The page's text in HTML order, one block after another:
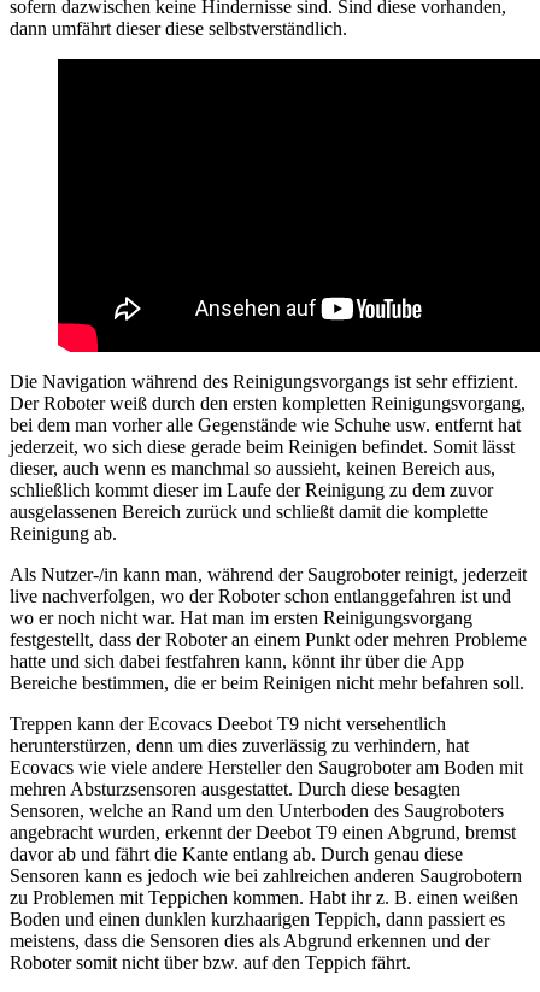
sofern dazwischen keine Hindernisse sind. Sind diese vorhanden,
dann umfährt dieser diese selbstverständlich.
Die Navigation während des Reinigungsvorgangs ist sehr effizient.
Der Roboter weiß durch den ersten kompletten Reinigungsvorgang,
bei dem man vorher alle Gegenstände wie Schuhe usw. entfernt hat
jederzeit, wo sich diese gerade beim Reinigen befindet. Somit lässt
dieser, auch wenn es manchmal so aussieht, keinen Bereich aus,
schließlich kommt dieser im Laufe der Reinigung zu dem zuvor
ausgelassenen Bereich zurück und schließt damit die komplette
Reinigung ab.
Als Nutzer-/in kann man, während der Saugroboter reinigt, jederzeit
live nachverfolgen, wo der Roboter schon entlanggefahren ist und
wo er noch nicht war. Hat man im ersten Reinigungsvorgang
festgestellt, dass der Roboter an einem Punkt oder mehren Probleme
hatte und sich dabei festfahren kann, könnt ihr über die App
Bereiche bestimmen, die er beim Reinigen nicht mehr befahren soll.
Treppen kann der Ecovacs Deebot T9 nicht versehentlich
herunterstürzen, denn um dies zuverlässig zu verhindern, hat
Ecovacs wie viele andere Hersteller den Saugroboter am Boden mit
mehren Absturzsensoren ausgestattet. Durch diese besagten
Sensoren, welche an Rand um den Unterboden des Saugroboters
angebracht wurden, erkennt der Deebot T9 einen Abgrund, bremst
davor ab und fährt die Kante entlang ab. Durch genau diese
Sensoren kann es jedoch wie bei zahlreichen anderen Saugrobotern
zu Problemen mit Teppichen kommen. Habt ihr z. B. einen weißen
Boden und einen dunklen kurzhaarigen Teppich, dann passiert es
meistens, dass die Sensoren dies als Abgrund erkennen und der
Roboter somit nicht über bzw. auf den Teppich fährt.